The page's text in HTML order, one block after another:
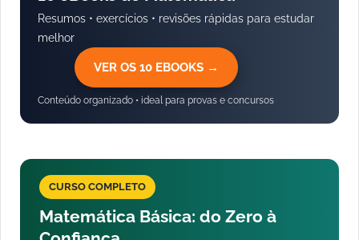
Resumos • exercícios • revisões rápidas para estudar
melhor
VER OS 10 EBOOKS →
Conteúdo organizado • ideal para provas e concursos
CURSO COMPLETO
Matemática Básica: do Zero à